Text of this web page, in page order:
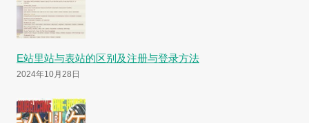
E站里站与表站的区别及注册与登录方法
2024年10月28日